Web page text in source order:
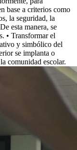
base a criterios como
la seguridad, la
esta manera, se
• Transformar el
y simbólico del
se implanta o
comunidad escolar.